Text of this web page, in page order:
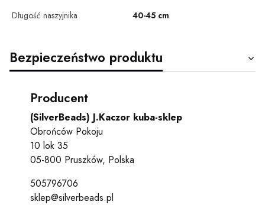
Długość naszyjnika 40-45 cm
Bezpieczeństwo produktu
Producent
(SilverBeads) J.Kaczor kuba-sklep
Obrońców Pokoju
10 lok 35
05-800 Pruszków, Polska
505796706
sklep@silverbeads.pl